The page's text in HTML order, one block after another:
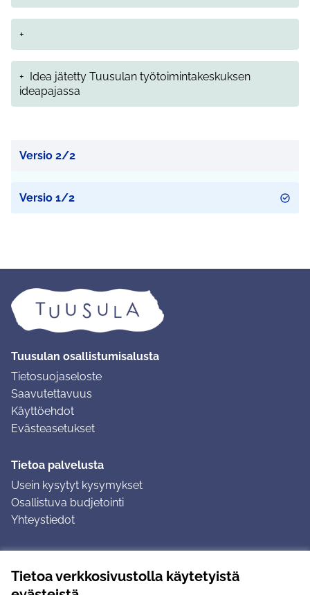
Tietoa verkkosivustolla käytetyistä
+
+
Idea jätetty Tuusulan työtoimintakeskuksen
ideapajassa
Versio 2/2
Versio 1/2
Tuusulan osallistumisalusta
Tietosuojaseloste
Saavutettavuus
Käyttöehdot
Evästeasetukset
Tietoa palvelusta
Usein kysytyt kysymykset
Osallistuva budjetointi
Yhteystiedot
Ohjeet kirjautumiseen